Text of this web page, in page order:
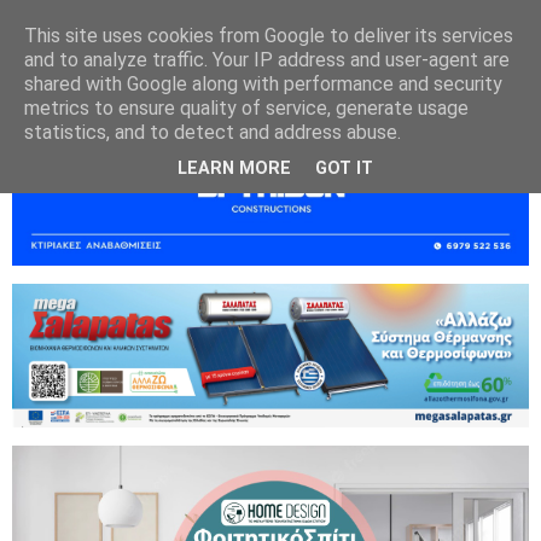
This site uses cookies from Google to deliver its services
and to analyze traffic. Your IP address and user-agent are
shared with Google along with performance and security
metrics to ensure quality of service, generate usage
statistics, and to detect and address abuse.
LEARN MORE GOT IT